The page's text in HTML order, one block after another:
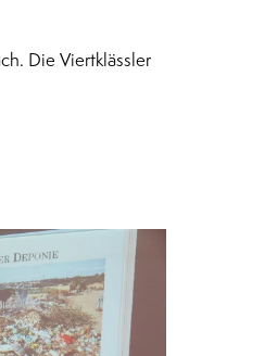
Die Viertklässler